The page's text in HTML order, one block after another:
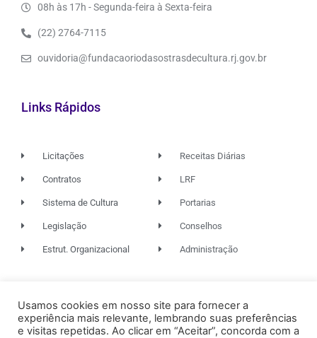
08h às 17h - Segunda-feira à Sexta-feira
(22) 2764-7115
ouvidoria@fundacaoriodasostrasdecultura.rj.gov.br
Links Rápidos
Licitações
Contratos
Sistema de Cultura
Legislação
Estrut. Organizacional
Receitas Diárias
LRF
Portarias
Conselhos
Administração
© 2026. TODOS OS DIREITOS RESERVADOS.
Usamos cookies em nosso site para fornecer a
experiência mais relevante, lembrando suas preferências
e visitas repetidas. Ao clicar em “Aceitar”, concorda com a